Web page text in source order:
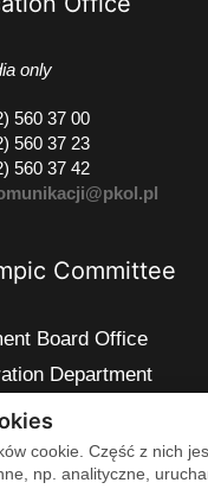
only
560 37 00
560 37 23
560 37 42
Committee
Board Office
Department
and Communications
Department
Human Resources
cookie. Część z nich
np. analityczne,